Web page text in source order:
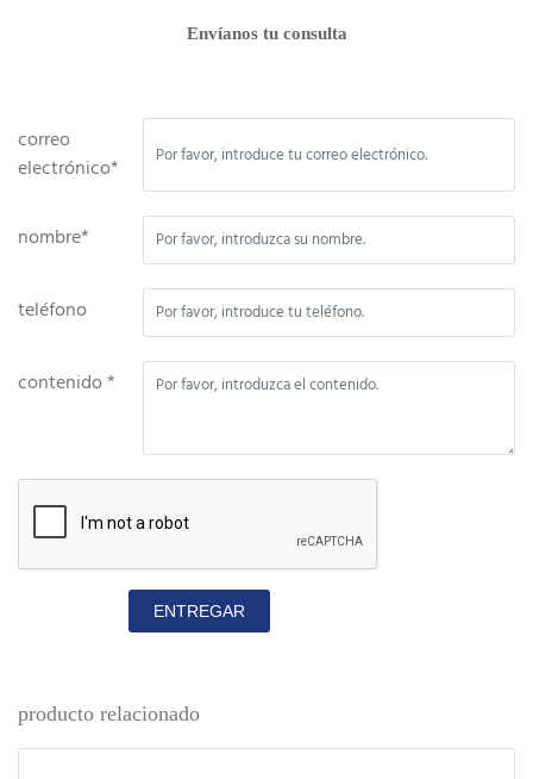
Envíanos tu consulta
correo
electrónico*
nombre*
teléfono
contenido *
ENTREGAR
producto relacionado